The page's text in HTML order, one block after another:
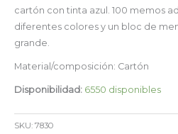
cartón con tinta azul. 100 memos
diferentes colores y un bloc de
grande.
Material/composición: Cartón
Disponibilidad: 6550 disponibles
SKU: 7830